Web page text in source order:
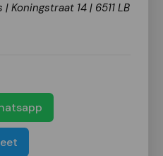
Koningstraat 14 | 6511 LB